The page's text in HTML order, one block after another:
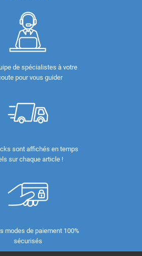
de spécialistes à votre
pour vous guider
sont affichés en temps
sur chaque article !
modes de paiement 100%
sécurisés